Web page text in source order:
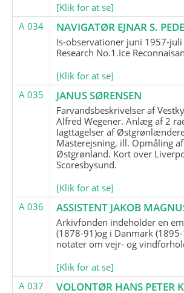
[Klik for at se]
A 034
NAVIGATØR EJNAR S.
Is-observationer juni 1957-
Research No.1.Ice
[Klik for at se]
A 035
JANUS SØRENSEN
Farvandsbeskrivelser af
Alfred Wegener. Anlæg af 2
Iagttagelser af
Masterejsning, ill. Opmåling
Østgrønland. Kort over
Scoresbysund.
[Klik for at se]
A 036
ASSISTENT JAKOB
Arkivfonden indeholder en
(1878-91)og i Danmark
notater om vejr- og
[Klik for at se]
A 037
VOLONTØR HANS PETER